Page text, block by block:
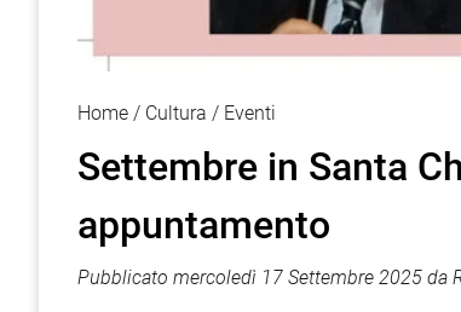
Home Cultura Eventi
Settembre in Santa
appuntamento
Pubblicato mercoledì 17 Settembre 2025 da